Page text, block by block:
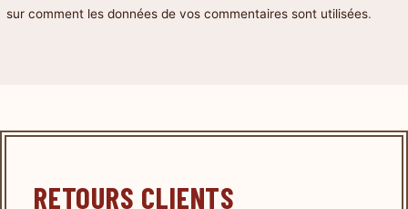
sur comment les données de vos commentaires sont utilisées.
RETOURS CLIENTS